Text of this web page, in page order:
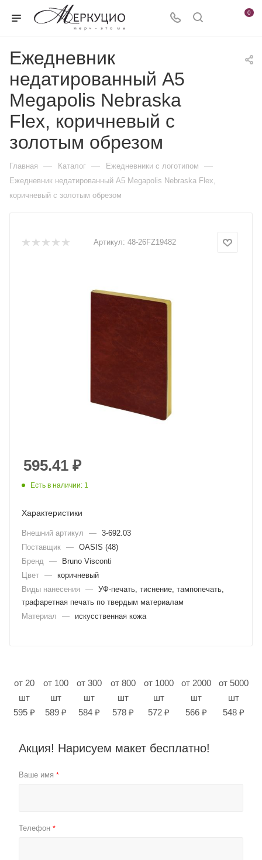
0
Ежедневник
недатированный А5
Megapolis Nebraska
Flex, коричневый с
золотым обрезом
Главная — Каталог — Ежедневники c логотипом —
Ежедневник недатированный А5 Megapolis Nebraska Flex,
коричневый с золотым обрезом
Артикул: 48-26FZ19482
595.41 ₽
Есть в наличии: 1
Характеристики
Внешний артикул — 3-692.03
Поставщик — OASIS (48)
Бренд
—
Bruno Visconti
Цвет — коричневый
Виды нанесения
— УФ-печать, тиснение, тампопечать,
трафаретная печать по твердым материалам
Материал
— искусственная кожа
от 20
шт
595 ₽
от 100
шт
589 ₽
от 300
шт
584 ₽
от 800
шт
578 ₽
от 1000
шт
572 ₽
от 2000
шт
566 ₽
от 5000
шт
548 ₽
Акция! Нарисуем макет бесплатно!
Ваше имя *
Телефон *